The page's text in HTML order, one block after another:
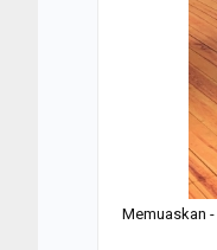
Memuaskan